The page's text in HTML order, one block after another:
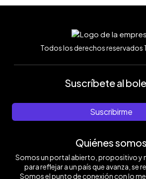
Todos los derechos
Suscríbete al
Suscribirme
Quiénes somos
Somos un portal abierto, propositivo y
para reflejar a un país que avanza, se
Somos el punto de conexión con lo